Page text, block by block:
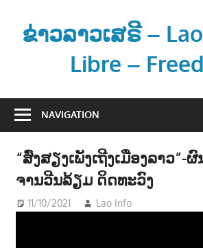
contentຂ່າວລາວເສຣີ –
Libre –
າ
ະ
ຂໍ້
ມູ
NAVIGATION
“ສົ່ງສຽງເພັງເຖີງເມືອງລາວ”-
ຈານວີນລ້ຽມ ດິດທະວົງ
11/10/2021 Lao Info